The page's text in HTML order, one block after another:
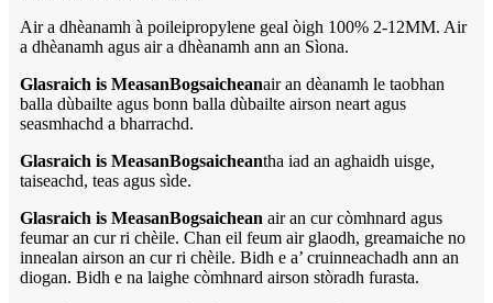
Air a dhèanamh à poileipropylene geal òigh 100% 2-12MM. Air
a dhèanamh agus air a dhèanamh ann an Sìona.
Glasraich is MeasanBogsaicheanair an dèanamh le taobhan
balla dùbailte agus bonn balla dùbailte airson neart agus
seasmhachd a bharrachd.
Glasraich is MeasanBogsaicheantha iad an aghaidh uisge,
taiseachd, teas agus sìde.
Glasraich is MeasanBogsaichean air an cur còmhnard agus
feumar an cur ri chèile. Chan eil feum air glaodh, greamaiche no
innealan airson an cur ri chèile. Bidh e a’ cruinneachadh ann an
diogan. Bidh e na laighe còmhnard airson stòradh furasta.